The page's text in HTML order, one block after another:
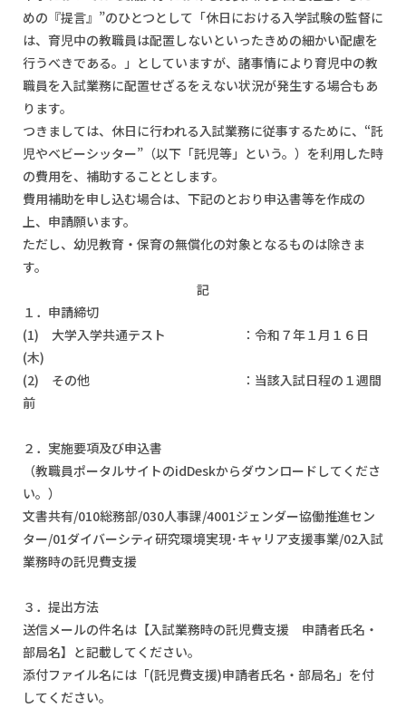
めの『提言』”のひとつとして「休日における入学試験の監督に
は、育児中の教職員は配置しないといったきめの細かい配慮を
行うべきである。」としていますが、諸事情により育児中の教
職員を入試業務に配置せざるをえない状況が発生する場合もあ
ります。
つきましては、休日に行われる入試業務に従事するために、“託
児やベビーシッター”（以下「託児等」という。）を利用した時
の費用を、補助することとします。
費用補助を申し込む場合は、下記のとおり申込書等を作成の
上、申請願います。
ただし、幼児教育・保育の無償化の対象となるものは除きま
す。
記
１．申請締切
(1) 大学入学共通テスト ：令和７年１月１６日
(木)
(2) その他 ：当該入試日程の１週間
前
２．実施要項及び申込書
（教職員ポータルサイトのidDeskからダウンロードしてくださ
い。）
文書共有/010総務部/030人事課/4001ジェンダー協働推進セン
ター/01ダイバーシティ研究環境実現･キャリア支援事業/02入試
業務時の託児費支援
３．提出方法
送信メールの件名は【入試業務時の託児費支援 申請者氏名・
部局名】と記載してください。
添付ファイル名には「(託児費支援)申請者氏名・部局名」を付
してください。